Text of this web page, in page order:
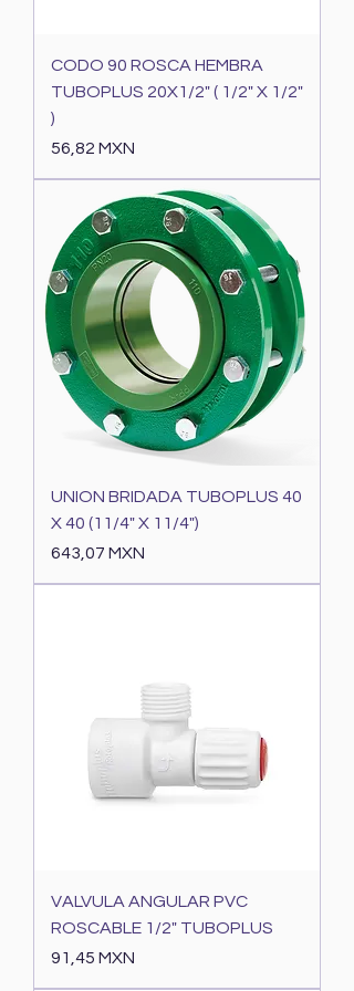
CODO 90 ROSCA HEMBRA
TUBOPLUS 20X1/2" ( 1/2" X 1/2"
)
Precio
56,82 MXN
UNION BRIDADA TUBOPLUS 40
X 40 (11/4" X 11/4")
Precio
643,07 MXN
VALVULA ANGULAR PVC
ROSCABLE 1/2" TUBOPLUS
Precio
91,45 MXN